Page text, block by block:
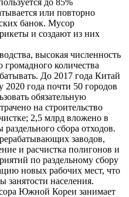
или повторно
банок. Мусор
и создают из них
высокая численность
количества
До 2017 года Китай
2020 года почти 50 городов
обязательную
на строительство
2,5 млрд вложено в
сбора отходов.
заводов,
и расчистка полигонов и
по раздельному сбору
новых рабочих мест, что
занятости населения.
Южной Кореи занимает